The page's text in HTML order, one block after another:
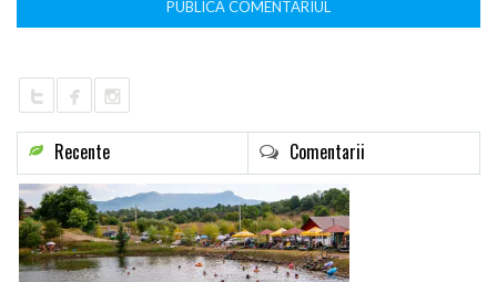
Recente Comentarii